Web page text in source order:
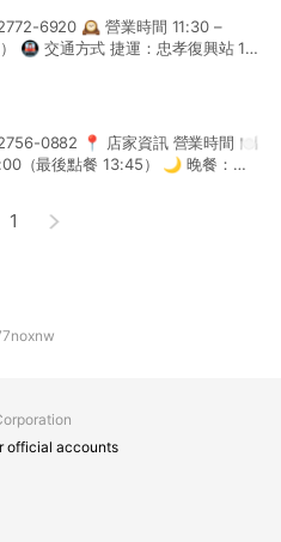
業時間 11:30 –
1
忠孝東路口」或鄰近站牌下車，步
家資訊 營業時間 🍽
（最後點餐 13:45） 🌙 晚餐：
1
official accounts